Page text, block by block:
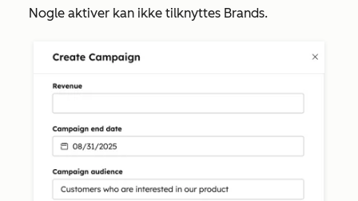
Nogle aktiver kan ikke tilknyttes Brands.